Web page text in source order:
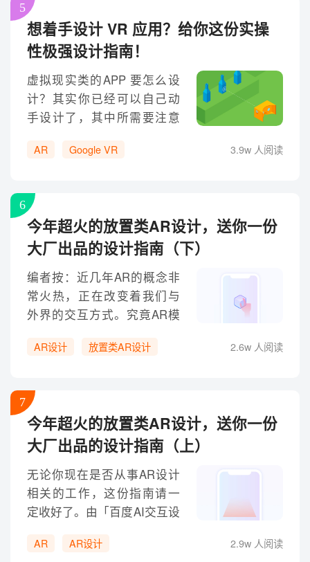
想着手设计 VR 应用？给你这份实操
性极强设计指南！
虚拟现实类的APP 要怎么设
计？其实你已经可以自己动
手设计了，其中所需要注意
性极强 ~
3.9w 人阅读
AR Google VR
5
今年超火的放置类AR设计，送你一份
大厂出品的设计指南（下）
编者按：近几年AR的概念非
常火热，正在改变着我们与
外界的交互方式。究竟AR模
体验如何改善，一起来看这
超火的放置类AR设计，送你
一份大厂出品的设计指南
（上）》模型交互的设计分
析及体验建议模型交互的作
真实环境的场景中稳定放下
物体模型后，会有与模型进
行进一步互动的需求。
2.6w 人阅读
AR设计 放置类AR设计
6
今年超火的放置类AR设计，送你一份
大厂出品的设计指南（上）
无论你现在是否从事AR设计
相关的工作，这份指南请一
定收好了。由「百度AI交互设
详细，收藏起来以后肯定用
2.9w 人阅读
AR AR设计
7